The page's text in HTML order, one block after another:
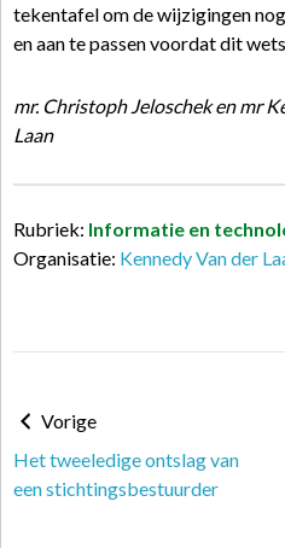
tekentafel om de wijzigingen
en aan te passen voordat dit
mr. Christoph Jeloschek en mr
Laan
Rubriek: Informatie en
Organisatie: Kennedy Van der
Vorige
Het tweeledige ontslag van
een stichtingsbestuurder